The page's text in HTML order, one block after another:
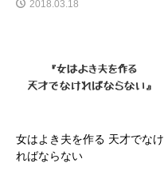
2018.03.18
女はよき夫を作る 天才でなけ
ればならない